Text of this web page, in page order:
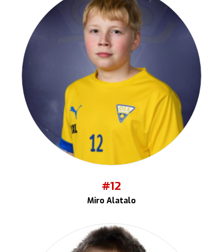
#12
Miro Alatalo